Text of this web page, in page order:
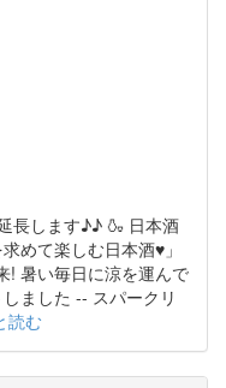
長します♪♪ 🍶 日本酒
めて楽しむ日本酒♥」
! 暑い毎日に涼を運んで
ました -- スパークリ
読む